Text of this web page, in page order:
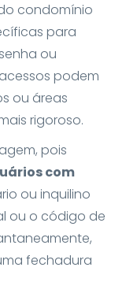
condomínio
para
ou
podem
ou áreas
rigoroso.
pois
com
ou inquilino
ou o código de
fechadura